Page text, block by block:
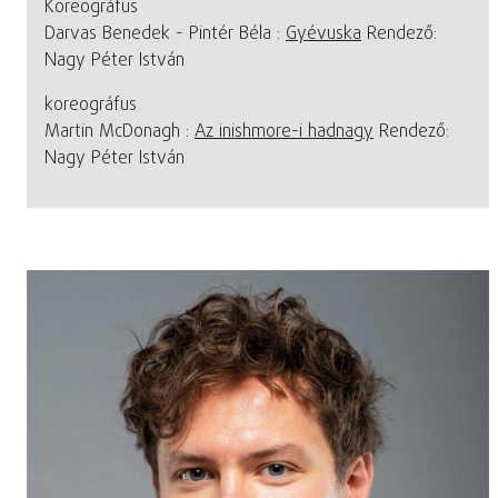
Koreográfus
Darvas Benedek - Pintér Béla : Gyévuska Rendező:
Nagy Péter István
koreográfus
Martin McDonagh : Az inishmore-i hadnagy Rendező:
Nagy Péter István